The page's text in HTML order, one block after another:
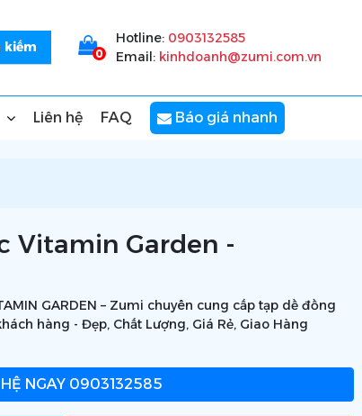
0
Hotline: 0903132585
Email: kinhdoanh@zumi.com.vn
Liên hệ FAQ Báo giá nhanh
Vitamin Garden -
GARDEN – Zumi chuyên cung cấp tạp dề đồng
hàng - Đẹp, Chất Lượng, Giá Rẻ, Giao Hàng
NGAY0903132585